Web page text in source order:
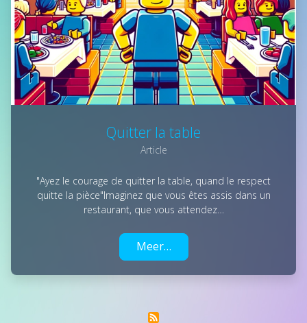
Quitter la table
Article
"Ayez le courage de quitter la table, quand le respect
quitte la pièce"Imaginez que vous êtes assis dans un
restaurant, que vous attendez…
Meer…